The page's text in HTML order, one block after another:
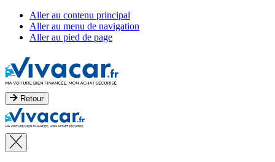
Aller au contenu principal
Aller au menu de navigation
Aller au pied de page
Retour